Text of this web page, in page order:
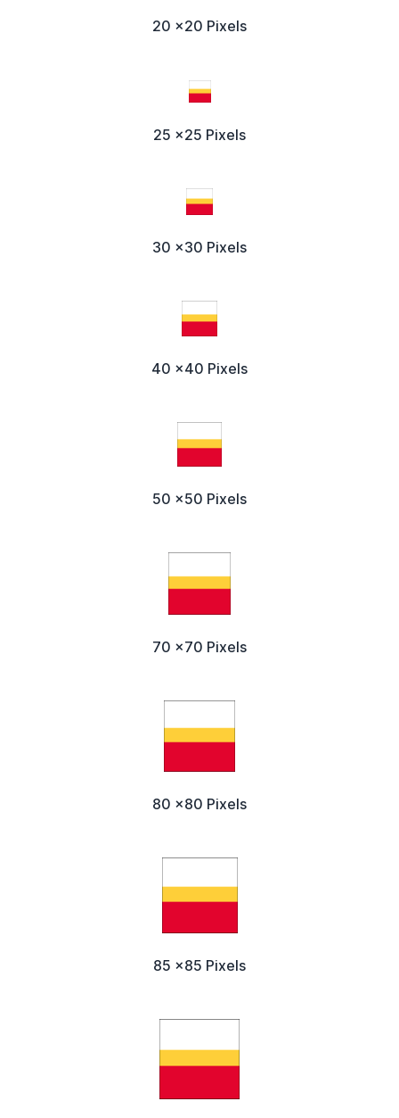
20 x20 Pixels
25 x25 Pixels
30 x30 Pixels
40 x40 Pixels
50 x50 Pixels
70 x70 Pixels
80 x80 Pixels
85 x85 Pixels